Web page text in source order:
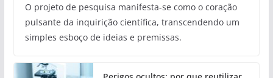
O projeto de pesquisa manifesta-se como o coração
pulsante da inquirição científica, transcendendo um
simples esboço de ideias e premissas.